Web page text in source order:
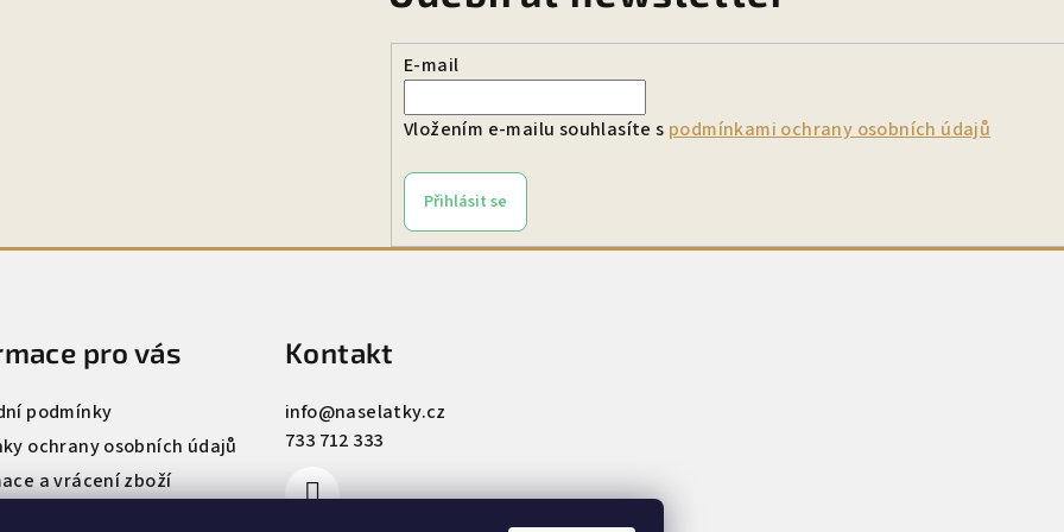
E-mail
Vložením e-mailu souhlasíte s podmínkami ochrany osobních údajů
Přihlásit se
pro vás
podmínky
ochrany osobních údajů
a vrácení zboží
Kontakt
info@naselatky.cz
733 712 333